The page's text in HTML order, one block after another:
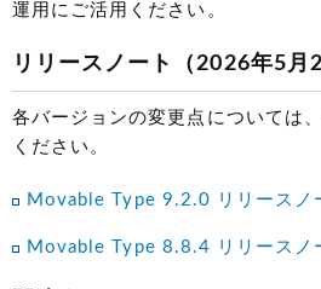
運用にご活用ください。
リリースノート（2026年5月
各バージョンの変更点については
ください。
Movable Type 9.2.0 リリースノ
Movable Type 8.8.4 リリースノ